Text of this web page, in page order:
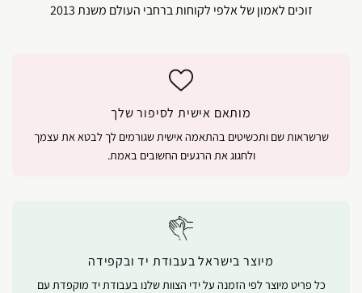
זוכים לאמון של אלפי לקוחות ברחבי העולם משנת 2013
מותאם אישית לסיפור שלך
שרשראות שם ותכשיטים בהתאמה אישית שגורמים לך לבטא את עצמך
ולחגוג את הרגעים החשובים באמת.
מיוצר בישראל בעבודת יד ובקפידה
כל פריט מיוצר לפי הזמנה על ידי הצוות שלנו בעבודת יד מוקפדת עם